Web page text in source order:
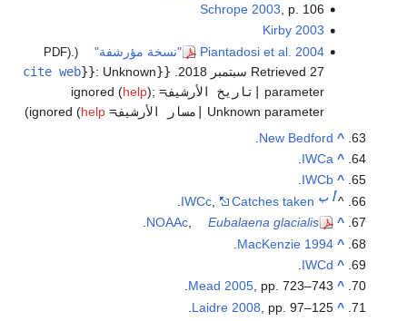
Schrope 2003 , p. 106
Kirby 2003
Piantadosi et al. 2004
"نسخة مؤرشفة" (PDF)
.
Retrieved 27 سبتمبر 2018
{{
cite web}}: Unknown
parameter
|تاريخ الأرشيف= help);
Unknown parameter
|مسار الأرشيف= ignored (
help
)
^
New Bedford
^
IWCa
^
IWCb
.
^أ ب IWCc Catches taken
^
NOAAc, Eubalaena glacialis
.
^
MacKenzie 1994
^
IWCd
^
Mead 2005, pp. 723–743.
^
Laidre 2008 , pp. 97–125.